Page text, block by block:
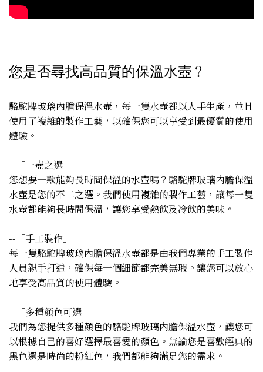
您是否尋找高品質的保溫水壺？
駱駝牌玻璃內膽保溫水壺，每一隻水壺都以人手生產，並且
使用了複雜的製作工藝，以確保您可以享受到最優質的使用
體驗。
--「一壺之選」
您想要一款能夠長時間保溫的水壺嗎？駱駝牌玻璃內膽保溫
水壺是您的不二之選。我們使用複雜的製作工藝，讓每一隻
水壺都能夠長時間保溫，讓您享受熱飲及冷飲的美味。
--「手工製作」
每一隻駱駝牌玻璃內膽保溫水壺都是由我們專業的手工製作
人員親手打造，確保每一個細節都完美無瑕。讓您可以放心
地享受高品質的使用體驗。
--「多種顏色可選」
我們為您提供多種顏色的駱駝牌玻璃內膽保溫水壺，讓您可
以根據自己的喜好選擇最喜愛的顏色。無論您是喜歡經典的
黑色還是時尚的粉紅色，我們都能夠滿足您的需求。